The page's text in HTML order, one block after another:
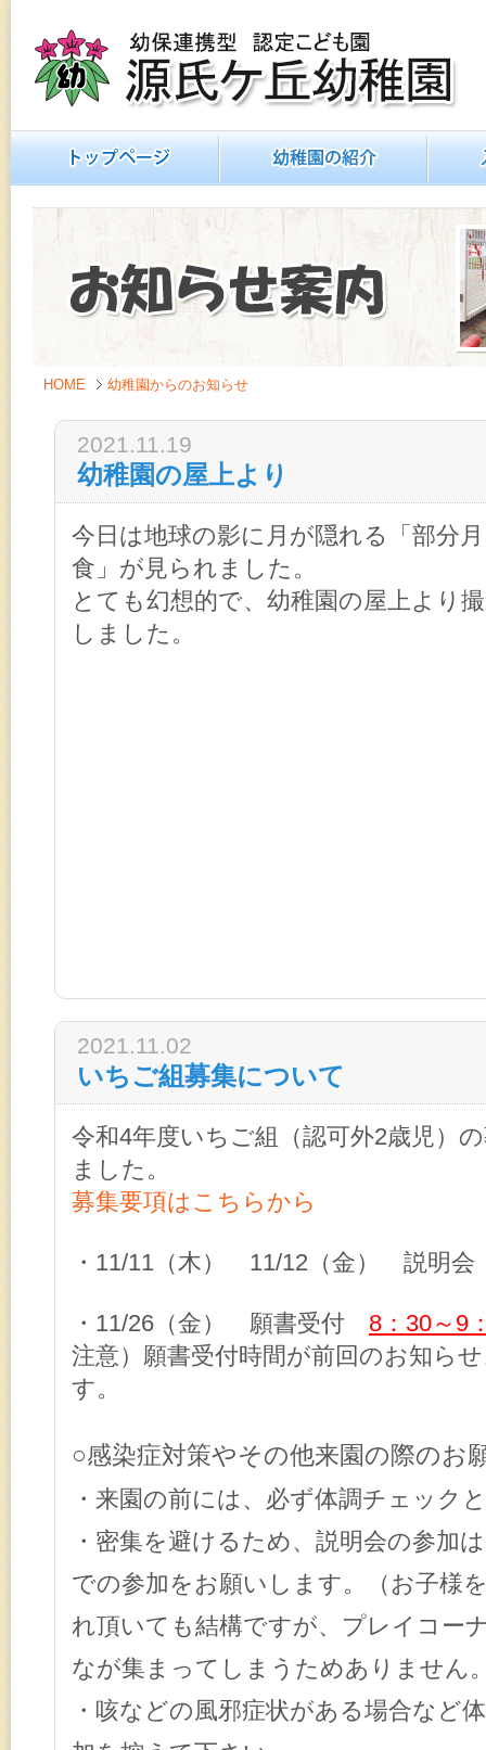
幼保連携型 認定こども園 源氏ヶ丘幼稚園
HOME 幼稚園からのお知らせ
2021.11.19
幼稚園の屋上より
今日は地球の影に月が隠れる「部分月
食」が見られました。
とても幻想的で、幼稚園の屋上より
しました。
2021.11.02
いちご組募集について
令和4年度いちご組（認可外2歳児）
ました。
募集要項はこちらから
・11/11（木） 11/12（金） 説明
・11/26（金） 願書受付 8：30～9
注意）願書受付時間が前回のお知ら
す。
○感染症対策やその他来園の際のお
・来園の前には、必ず体調チェック
・密集を避けるため、 説明会の参加は
での参加をお願いします。
（お子様
れ頂いても結構ですが、プレイコー
なが集まってしまうためありません
・咳などの風邪症状がある場合など